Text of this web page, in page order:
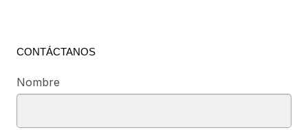
CONTÁCTANOS
Nombre